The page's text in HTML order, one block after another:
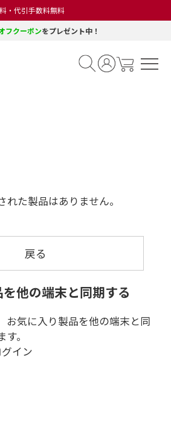
・代引手数料無料
フクーポンをプレゼント中！
れた製品はありません。
戻る
他の端末と同期する
お気に入り製品を他の端末と同
。
グイン